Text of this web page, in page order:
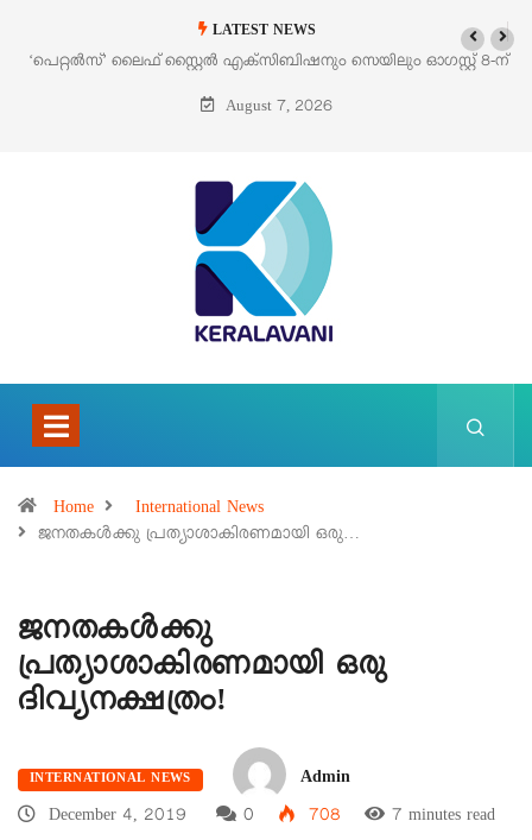
LATEST NEWS
‘പെറ്റൽസ്’ ലൈഫ് സ്റ്റൈൽ എക്സിബിഷനും സെയിലും ഓഗസ്റ്റ് 8-ന്
പെരുമാനൂരിൽ
August 7, 2026
Home
International News
ജനതകള്‍ക്കു പ്രത്യാശാകിരണമായി ഒരു…
ജനതകള്‍ക്കു
പ്രത്യാശാകിരണമായി ഒരു
ദിവ്യനക്ഷത്രം!
INTERNATIONAL NEWS
Admin
December 4, 2019
0 708 7 minutes read